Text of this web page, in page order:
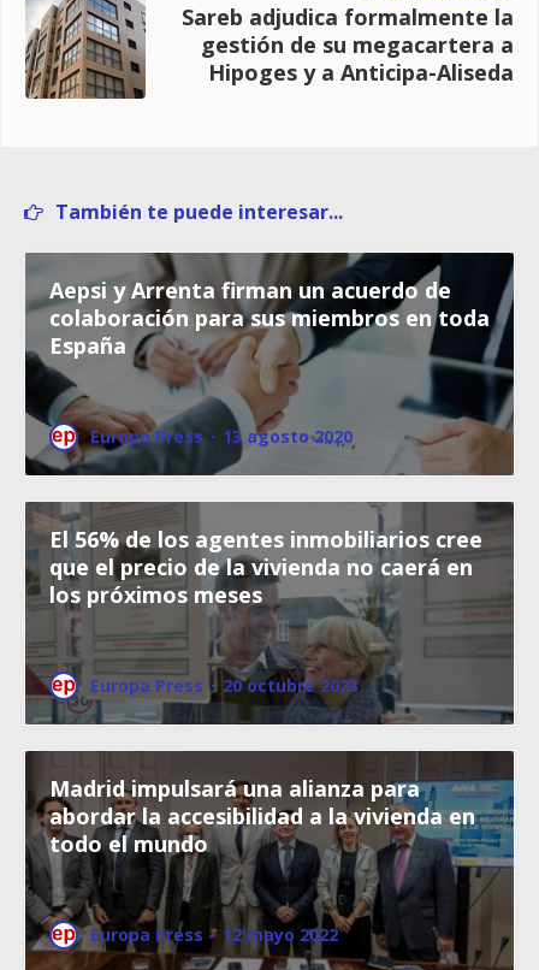
Sareb adjudica formalmente la
gestión de su megacartera a
Hipoges y a Anticipa-Aliseda
También te puede interesar...
Aepsi y Arrenta firman un acuerdo de
colaboración para sus miembros en toda
España
Europa Press · 13 agosto 2020
El 56% de los agentes inmobiliarios cree
que el precio de la vivienda no caerá en
los próximos meses
Europa Press · 20 octubre 2023
Madrid impulsará una alianza para
abordar la accesibilidad a la vivienda en
todo el mundo
Europa Press · 12 mayo 2022